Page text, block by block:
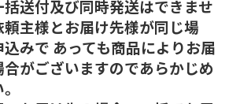
送付及び同時発送はできませ
主様とお届け先様が同じ場
みで あっても商品によりお届
がございますのであらかじめ